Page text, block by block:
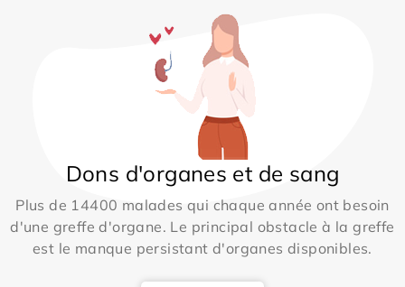
Dons d'organes et de sang
Plus de 14400 malades qui chaque année ont besoin
d'une greffe d'organe. Le principal obstacle à la greffe
est le manque persistant d'organes disponibles.